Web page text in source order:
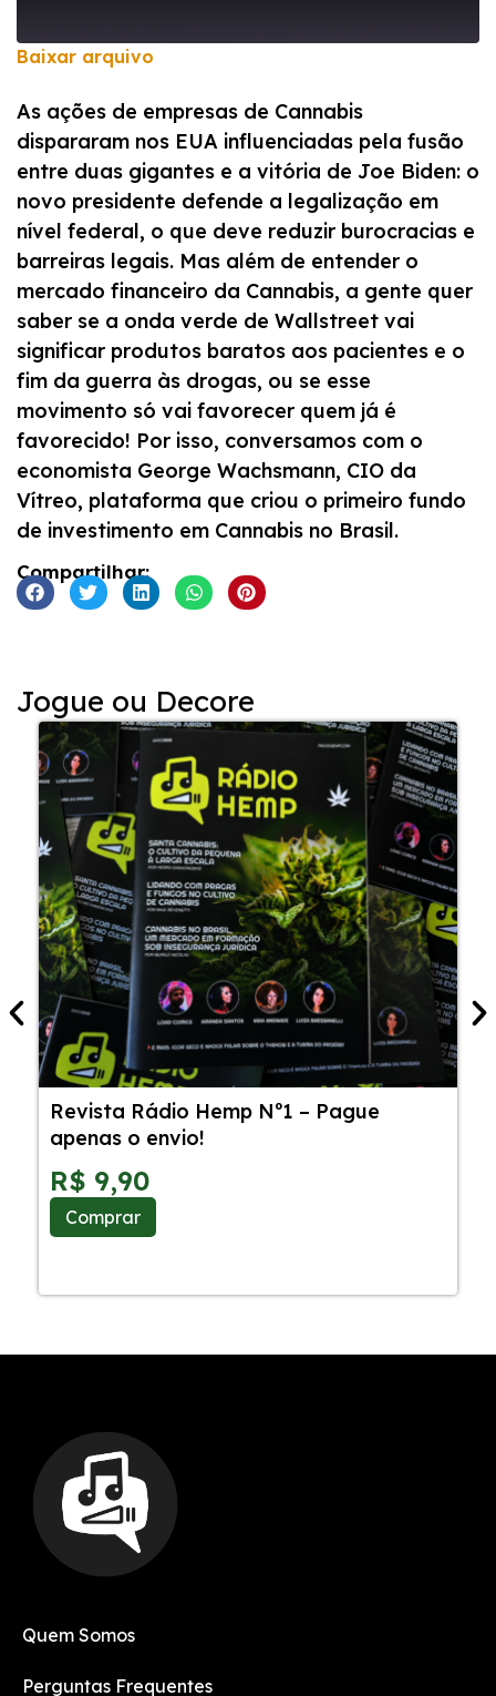
FEED RSS
LINK
INCORPORAR
Baixar arquivo
As ações de empresas de Cannabis
dispararam nos EUA influenciadas pela fusão
entre duas gigantes e a vitória de Joe Biden: o
novo presidente defende a legalização em
nível federal, o que deve reduzir burocracias e
barreiras legais. Mas além de entender o
mercado financeiro da Cannabis, a gente quer
saber se a onda verde de Wallstreet vai
significar produtos baratos aos pacientes e o
fim da guerra às drogas, ou se esse
movimento só vai favorecer quem já é
favorecido! Por isso, conversamos com o
economista George Wachsmann, CIO da
Vítreo, plataforma que criou o primeiro fundo
de investimento em Cannabis no Brasil.
Compartilhar:
Jogue ou Decore
Revista Rádio Hemp Nº1 – Pague
apenas o envio!
R$ 9,90
Comprar
Quem Somos
Perguntas Frequentes